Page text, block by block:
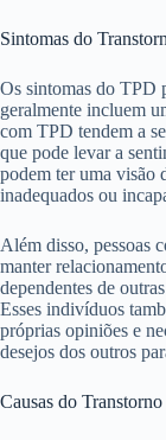
Sintomas do
Os sintomas do TPD
geralmente incluem
com TPD tendem a
que pode levar a
podem ter uma visão
inadequados ou
Além disso, pessoas
manter
dependentes de
Esses indivíduos
próprias opiniões e
desejos dos outros
Causas do